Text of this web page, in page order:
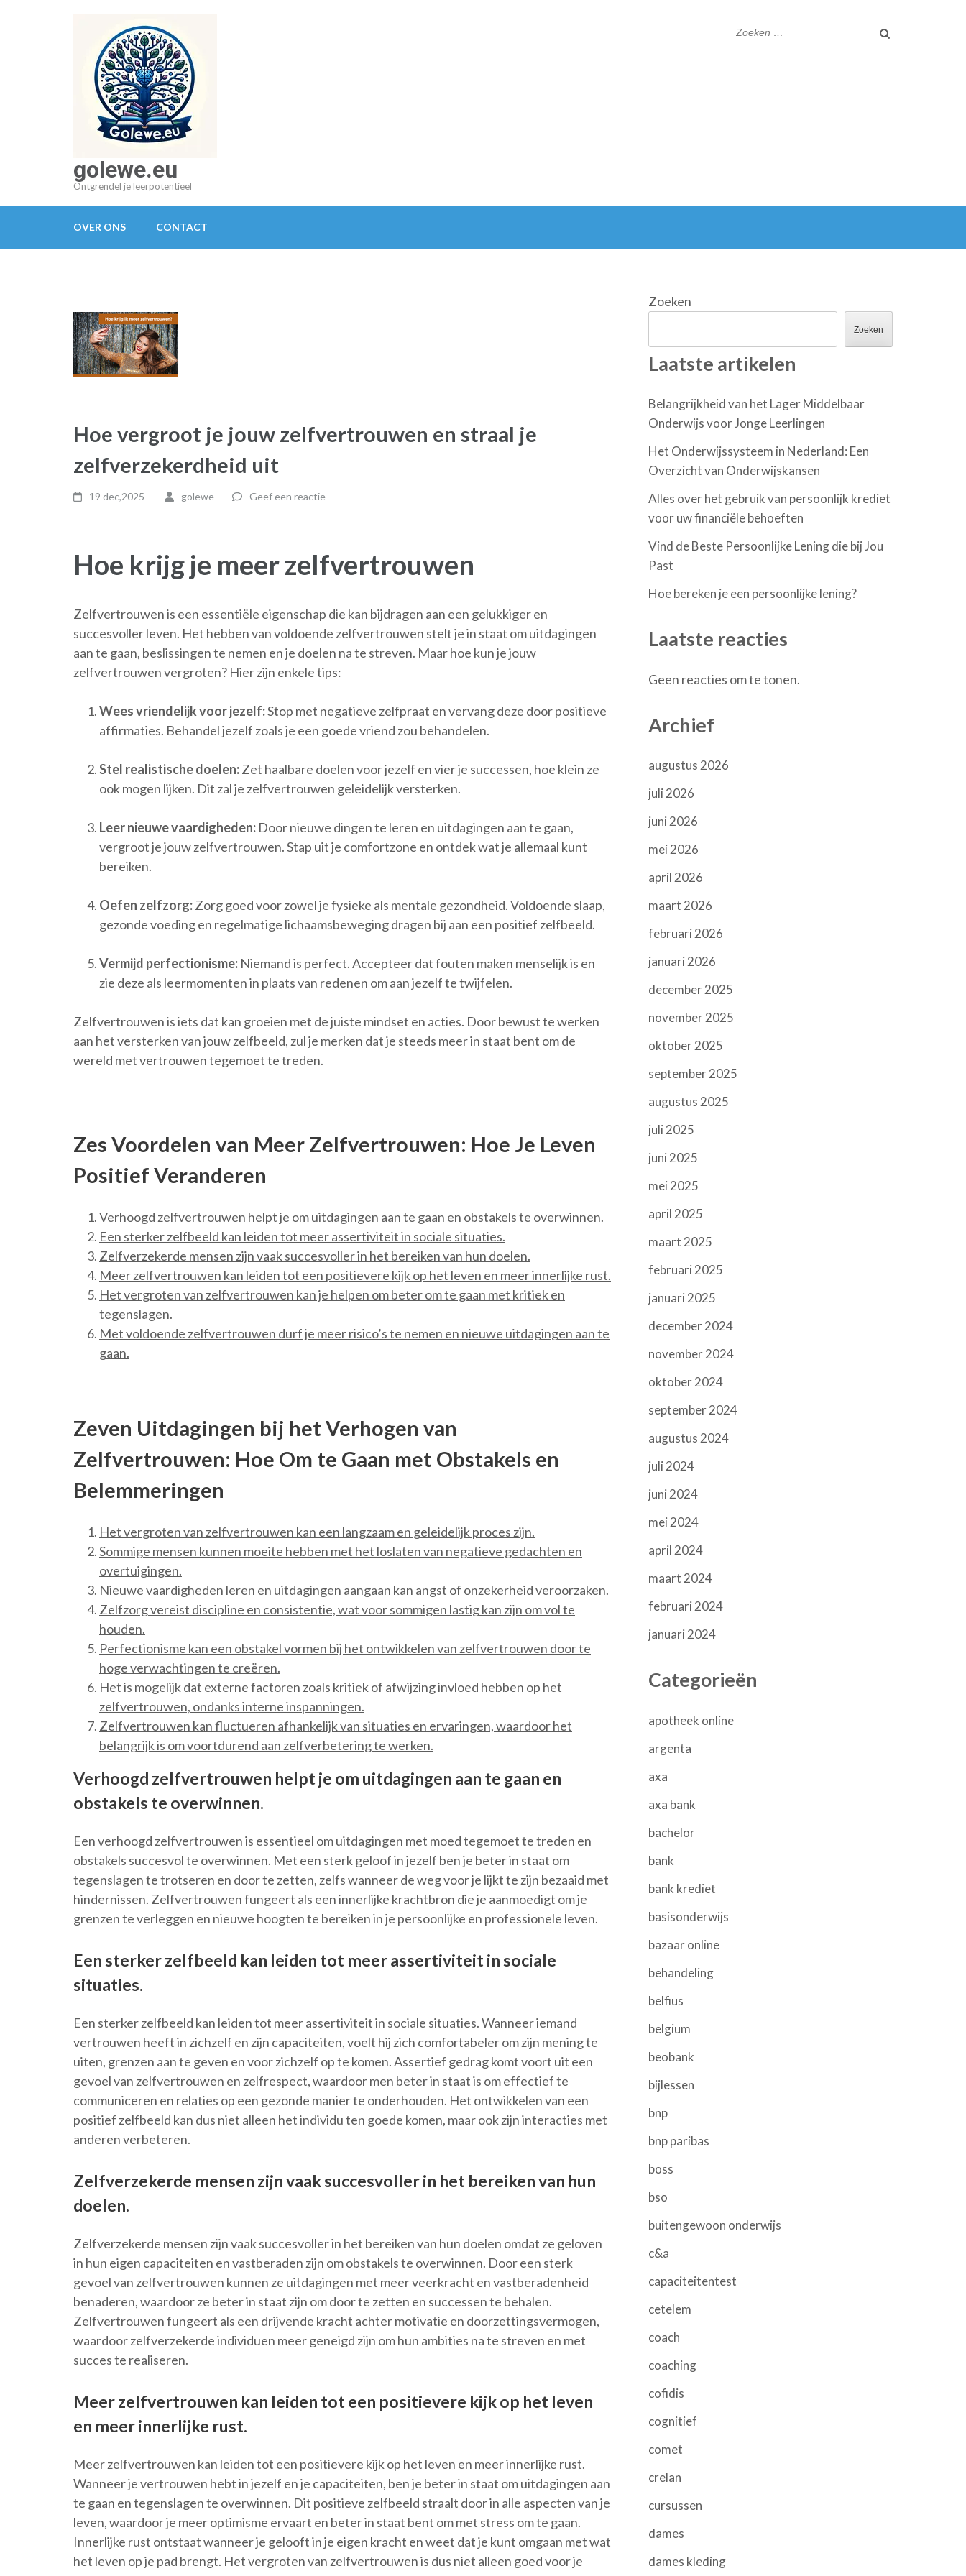
golewe.eu
Ontgrendel je leerpotentieel
Zoeken
naar:
OVER ONS CONTACT
Hoe vergroot je jouw zelfvertrouwen en straal je
zelfverzekerdheid uit
19 dec,2025 golewe Geef een reactie
Hoe krijg je meer zelfvertrouwen
Zelfvertrouwen is een essentiële eigenschap die kan bijdragen aan een gelukkiger en
succesvoller leven. Het hebben van voldoende zelfvertrouwen stelt je in staat om uitdagingen
aan te gaan, beslissingen te nemen en je doelen na te streven. Maar hoe kun je jouw
zelfvertrouwen vergroten? Hier zijn enkele tips:
Wees vriendelijk voor jezelf:Stop met negatieve zelfpraat en vervang deze door positieve
affirmaties. Behandel jezelf zoals je een goede vriend zou behandelen.
Stel realistische doelen:Zet haalbare doelen voor jezelf en vier je successen, hoe klein ze
ook mogen lijken. Dit zal je zelfvertrouwen geleidelijk versterken.
Leer nieuwe vaardigheden: Door nieuwe dingen te leren en uitdagingen aan te gaan,
vergroot je jouw zelfvertrouwen. Stap uit je comfortzone en ontdek wat je allemaal kunt
bereiken.
Oefen zelfzorg:Zorg goed voor zowel je fysieke als mentale gezondheid. Voldoende slaap,
gezonde voeding en regelmatige lichaamsbeweging dragen bij aan een positief zelfbeeld.
Vermijd perfectionisme: Niemand is perfect. Accepteer dat fouten maken menselijk is en
zie deze als leermomenten in plaats van redenen om aan jezelf te twijfelen.
Zelfvertrouwen is iets dat kan groeien met de juiste mindset en acties. Door bewust te werken
aan het versterken van jouw zelfbeeld, zul je merken dat je steeds meer in staat bent om de
wereld met vertrouwen tegemoet te treden.
Zes Voordelen van Meer Zelfvertrouwen: Hoe Je Leven
Positief Veranderen
Verhoogd zelfvertrouwen helpt je om uitdagingen aan te gaan en obstakels te overwinnen.
Een sterker zelfbeeld kan leiden tot meer assertiviteit in sociale situaties.
Zelfverzekerde mensen zijn vaak succesvoller in het bereiken van hun doelen.
Meer zelfvertrouwen kan leiden tot een positievere kijk op het leven en meer innerlijke rust.
Het vergroten van zelfvertrouwen kan je helpen om beter om te gaan met kritiek en
tegenslagen.
Met voldoende zelfvertrouwen durf je meer risico’s te nemen en nieuwe uitdagingen aan te
gaan.
Zeven Uitdagingen bij het Verhogen van
Zelfvertrouwen: Hoe Om te Gaan met Obstakels en
Belemmeringen
Het vergroten van zelfvertrouwen kan een langzaam en geleidelijk proces zijn.
Sommige mensen kunnen moeite hebben met het loslaten van negatieve gedachten en
overtuigingen.
Nieuwe vaardigheden leren en uitdagingen aangaan kan angst of onzekerheid veroorzaken.
Zelfzorg vereist discipline en consistentie, wat voor sommigen lastig kan zijn om vol te
houden.
Perfectionisme kan een obstakel vormen bij het ontwikkelen van zelfvertrouwen door te
hoge verwachtingen te creëren.
Het is mogelijk dat externe factoren zoals kritiek of afwijzing invloed hebben op het
zelfvertrouwen, ondanks interne inspanningen.
Zelfvertrouwen kan fluctueren afhankelijk van situaties en ervaringen, waardoor het
belangrijk is om voortdurend aan zelfverbetering te werken.
Verhoogd zelfvertrouwen helpt je om uitdagingen aan te gaan en
obstakels te overwinnen.
Een verhoogd zelfvertrouwen is essentieel om uitdagingen met moed tegemoet te treden en
obstakels succesvol te overwinnen. Met een sterk geloof in jezelf ben je beter in staat om
tegenslagen te trotseren en door te zetten, zelfs wanneer de weg voor je lijkt te zijn bezaaid met
hindernissen. Zelfvertrouwen fungeert als een innerlijke krachtbron die je aanmoedigt om je
grenzen te verleggen en nieuwe hoogten te bereiken in je persoonlijke en professionele leven.
Een sterker zelfbeeld kan leiden tot meer assertiviteit in sociale
situaties.
Een sterker zelfbeeld kan leiden tot meer assertiviteit in sociale situaties. Wanneer iemand
vertrouwen heeft in zichzelf en zijn capaciteiten, voelt hij zich comfortabeler om zijn mening te
uiten, grenzen aan te geven en voor zichzelf op te komen. Assertief gedrag komt voort uit een
gevoel van zelfvertrouwen en zelfrespect, waardoor men beter in staat is om effectief te
communiceren en relaties op een gezonde manier te onderhouden. Het ontwikkelen van een
positief zelfbeeld kan dus niet alleen het individu ten goede komen, maar ook zijn interacties met
anderen verbeteren.
Zelfverzekerde mensen zijn vaak succesvoller in het bereiken van hun
doelen.
Zelfverzekerde mensen zijn vaak succesvoller in het bereiken van hun doelen omdat ze geloven
in hun eigen capaciteiten en vastberaden zijn om obstakels te overwinnen. Door een sterk
gevoel van zelfvertrouwen kunnen ze uitdagingen met meer veerkracht en vastberadenheid
benaderen, waardoor ze beter in staat zijn om door te zetten en successen te behalen.
Zelfvertrouwen fungeert als een drijvende kracht achter motivatie en doorzettingsvermogen,
waardoor zelfverzekerde individuen meer geneigd zijn om hun ambities na te streven en met
succes te realiseren.
Meer zelfvertrouwen kan leiden tot een positievere kijk op het leven
en meer innerlijke rust.
Meer zelfvertrouwen kan leiden tot een positievere kijk op het leven en meer innerlijke rust.
Wanneer je vertrouwen hebt in jezelf en je capaciteiten, ben je beter in staat om uitdagingen aan
te gaan en tegenslagen te overwinnen. Dit positieve zelfbeeld straalt door in alle aspecten van je
leven, waardoor je meer optimisme ervaart en beter in staat bent om met stress om te gaan.
Innerlijke rust ontstaat wanneer je gelooft in je eigen kracht en weet dat je kunt omgaan met wat
het leven op je pad brengt. Het vergroten van zelfvertrouwen is dus niet alleen goed voor je
Zoeken
Zoeken
Laatste artikelen
Belangrijkheid van het Lager Middelbaar
Onderwijs voor Jonge Leerlingen
Het Onderwijssysteem in Nederland: Een
Overzicht van Onderwijskansen
Alles over het gebruik van persoonlijk krediet
voor uw financiële behoeften
Vind de Beste Persoonlijke Lening die bij Jou
Past
Hoe bereken je een persoonlijke lening?
Laatste reacties
Geen reacties om te tonen.
Archief
augustus 2026
juli 2026
juni 2026
mei 2026
april 2026
maart 2026
februari 2026
januari 2026
december 2025
november 2025
oktober 2025
september 2025
augustus 2025
juli 2025
juni 2025
mei 2025
april 2025
maart 2025
februari 2025
januari 2025
december 2024
november 2024
oktober 2024
september 2024
augustus 2024
juli 2024
juni 2024
mei 2024
april 2024
maart 2024
februari 2024
januari 2024
Categorieën
apotheek online
argenta
axa
axa bank
bachelor
bank
bank krediet
basisonderwijs
bazaar online
behandeling
belfius
belgium
beobank
bijlessen
bnp
bnp paribas
boss
bso
buitengewoon onderwijs
c&a
capaciteitentest
cetelem
coach
coaching
cofidis
cognitief
comet
crelan
cursussen
dames
dames kleding